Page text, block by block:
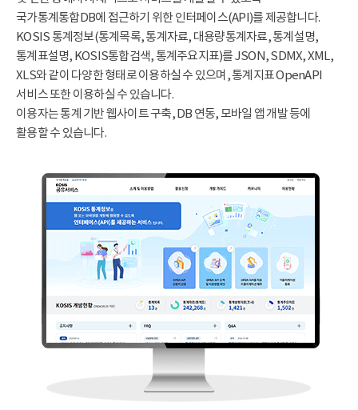
국가통계통합DB에 접근하기 위한 인터페이스(API)를 제공합니다.
KOSIS 통계정보(통계목록, 통계자료, 대용량통계자료, 통계설명,
통계표설명, KOSIS통합검색, 통계주요지표)를 JSON, SDMX, XML,
XLS와 같이 다양한 형태로 이용하실 수 있으며, 통계지표 OpenAPI
서비스 또한 이용하실 수 있습니다.
이용자는 통계 기반 웹사이트 구축, DB 연동, 모바일 앱 개발 등에
활용할 수 있습니다.